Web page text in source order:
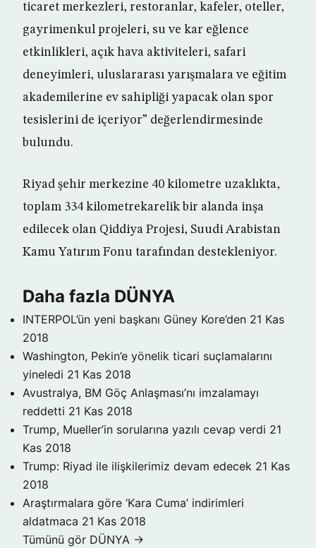
ticaret merkezleri, restoranlar, kafeler, oteller,
gayrimenkul projeleri, su ve kar eğlence
etkinlikleri, açık hava aktiviteleri, safari
deneyimleri, uluslararası yarışmalara ve eğitim
akademilerine ev sahipliği yapacak olan spor
tesislerini de içeriyor” değerlendirmesinde
bulundu.
Riyad şehir merkezine 40 kilometre uzaklıkta,
toplam 334 kilometrekarelik bir alanda inşa
edilecek olan Qiddiya Projesi, Suudi Arabistan
Kamu Yatırım Fonu tarafından destekleniyor.
Daha fazla DÜNYA
INTERPOL’ün yeni başkanı Güney Kore’den 21 Kas
2018
Washington, Pekin’e yönelik ticari suçlamalarını
yineledi 21 Kas 2018
Avustralya, BM Göç Anlaşması’nı imzalamayı
reddetti 21 Kas 2018
Trump, Mueller’in sorularına yazılı cevap verdi 21
Kas 2018
Trump: Riyad ile ilişkilerimiz devam edecek 21 Kas
2018
Araştırmalara göre ‘Kara Cuma’ indirimleri
aldatmaca 21 Kas 2018
Tümünü gör DÜNYA →